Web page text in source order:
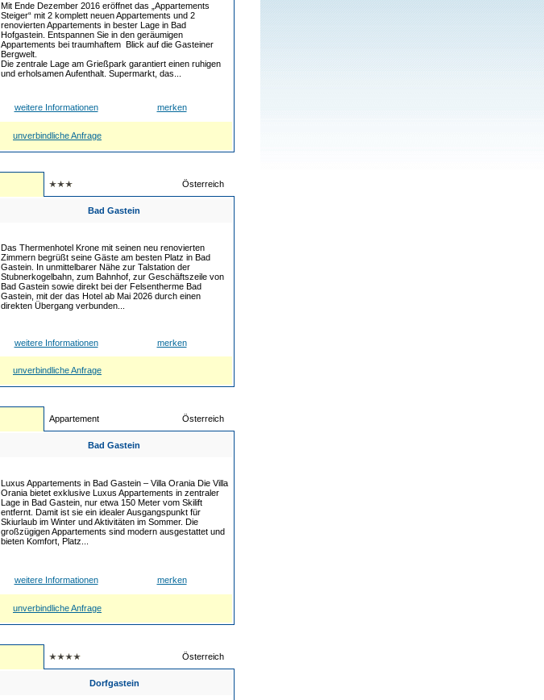
Mit Ende Dezember 2016 eröffnet das „Appartements
Steiger“ mit 2 komplett neuen Appartements und 2
renovierten Appartements in bester Lage in Bad
Hofgastein. Entspannen Sie in den geräumigen
Appartements bei traumhaftem Blick auf die Gasteiner
Bergwelt.
Die zentrale Lage am Grießpark garantiert einen ruhigen
und erholsamen Aufenthalt. Supermarkt, das...
weitere Informationen merken
unverbindliche Anfrage
Österreich
Bad Gastein
Das Thermenhotel Krone mit seinen neu renovierten
Zimmern begrüßt seine Gäste am besten Platz in Bad
Gastein. In unmittelbarer Nähe zur Talstation der
Stubnerkogelbahn, zum Bahnhof, zur Geschäftszeile von
Bad Gastein sowie direkt bei der Felsentherme Bad
Gastein, mit der das Hotel ab Mai 2026 durch einen
direkten Übergang verbunden...
weitere Informationen merken
unverbindliche Anfrage
Appartement Österreich
Bad Gastein
Luxus Appartements in Bad Gastein – Villa Orania Die Villa
Orania bietet exklusive Luxus Appartements in zentraler
Lage in Bad Gastein, nur etwa 150 Meter vom Skilift
entfernt. Damit ist sie ein idealer Ausgangspunkt für
Skiurlaub im Winter und Aktivitäten im Sommer. Die
großzügigen Appartements sind modern ausgestattet und
bieten Komfort, Platz...
weitere Informationen merken
unverbindliche Anfrage
Österreich
Dorfgastein